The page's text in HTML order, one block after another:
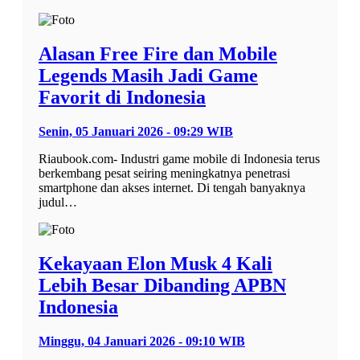
Alasan Free Fire dan Mobile
Legends Masih Jadi Game
Favorit di Indonesia
Senin, 05 Januari 2026 - 09:29 WIB
Riaubook.com- Industri game mobile di Indonesia terus
berkembang pesat seiring meningkatnya penetrasi
smartphone dan akses internet. Di tengah banyaknya
judul…
Kekayaan Elon Musk 4 Kali
Lebih Besar Dibanding APBN
Indonesia
Minggu, 04 Januari 2026 - 09:10 WIB